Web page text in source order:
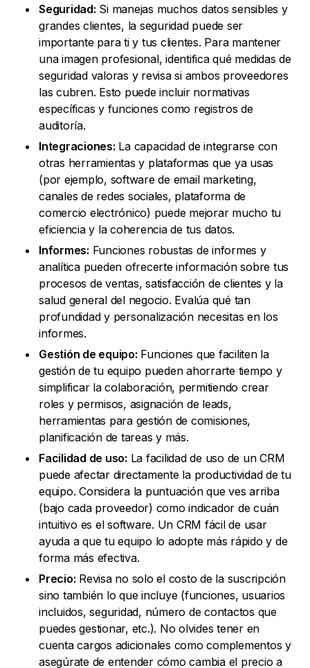
Seguridad: Si manejas muchos datos sensibles y
grandes clientes, la seguridad puede ser
importante para ti y tus clientes. Para mantener
una imagen profesional, identifica qué medidas de
seguridad valoras y revisa si ambos proveedores
las cubren. Esto puede incluir normativas
específicas y funciones como registros de
auditoría.
Integraciones: La capacidad de integrarse con
otras herramientas y plataformas que ya usas
(por ejemplo, software de email marketing,
canales de redes sociales, plataforma de
comercio electrónico) puede mejorar mucho tu
eficiencia y la coherencia de tus datos.
Informes: Funciones robustas de informes y
analítica pueden ofrecerte información sobre tus
procesos de ventas, satisfacción de clientes y la
salud general del negocio. Evalúa qué tan
profundidad y personalización necesitas en los
informes.
Gestión de equipo: Funciones que faciliten la
gestión de tu equipo pueden ahorrarte tiempo y
simplificar la colaboración, permitiendo crear
roles y permisos, asignación de leads,
herramientas para gestión de comisiones,
planificación de tareas y más.
Facilidad de uso: La facilidad de uso de un CRM
puede afectar directamente la productividad de tu
equipo. Considera la puntuación que ves arriba
(bajo cada proveedor) como indicador de cuán
intuitivo es el software. Un CRM fácil de usar
ayuda a que tu equipo lo adopte más rápido y de
forma más efectiva.
Precio: Revisa no solo el costo de la suscripción
sino también lo que incluye (funciones, usuarios
incluidos, seguridad, número de contactos que
puedes gestionar, etc.). No olvides tener en
cuenta cargos adicionales como complementos y
asegúrate de entender cómo cambia el precio a